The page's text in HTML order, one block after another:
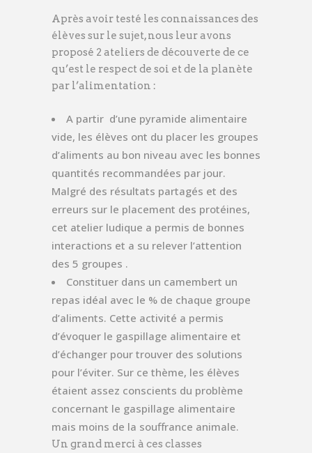
Après avoir testé les connaissances des
élèves sur le sujet, nous leur avons
proposé 2 ateliers de découverte de ce
qu’est le respect de soi et de la planète
par l’alimentation :
A partir d’une pyramide alimentaire
vide, les élèves ont du placer les groupes
d’aliments au bon niveau avec les bonnes
quantités recommandées par jour.
Malgré des résultats partagés et des
erreurs sur le placement des protéines,
cet atelier ludique a permis de bonnes
interactions et a su relever l’attention
des 5 groupes .
Constituer dans un camembert un
repas idéal avec le % de chaque groupe
d’aliments. Cette activité a permis
d’évoquer le gaspillage alimentaire et
d’échanger pour trouver des solutions
pour l’éviter. Sur ce thème, les élèves
étaient assez conscients du problème
concernant le gaspillage alimentaire
mais moins de la souffrance animale.
Un grand merci à ces classes